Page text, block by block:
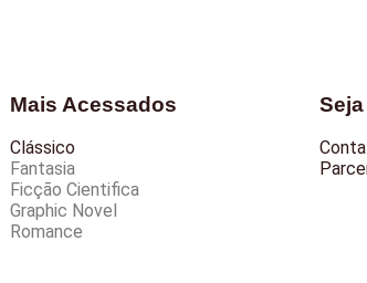
Mais Acessados
Clássico
Fantasia
Ficção Cientifica
Graphic Novel
Romance